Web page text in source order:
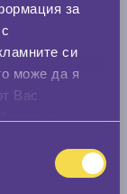
за
си
може да я
Вас
5 205/55 R16
71